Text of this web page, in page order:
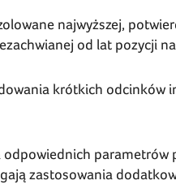
najwyższej,
od lat pozycji
krótkich odcinków
parametrów
zastosowania